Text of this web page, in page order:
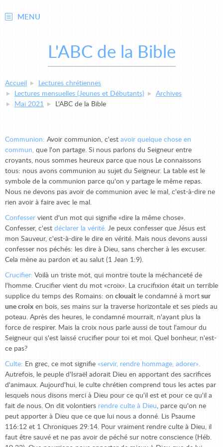
MENU
L'ABC de la Bible
Accueil
Lectures chrétiennes
Lectures mensuelles (Jeunes et Débutants)
Archives
Mai 2021
L'ABC de la Bible
Communion: Avoir communion, c'est avoir quelque chose en
commun, que l'on partage. Si nous parlons du Seigneur entre
croyants, nous sommes heureux parce que nous Le connaissons
tous: nous avons communion au sujet du Seigneur. La table est le
symbole de la communion parce qu'on y partage le même repas.
Nous ne devons pas avoir de communion avec le mal, c'est-à-dire ne
rien avoir à faire avec le mal.
Confesser vient d'un mot qui signifie «dire la même chose».
Confesser, c'est déclarer la vérité. Je peux confesser que Jésus est
mon Sauveur, c'est-à-dire le dire en vérité. Mais nous devons aussi
confesser nos péchés: les dire à Dieu, sans chercher à les excuser.
Cela mène au pardon et au salut (1 Jean 1:9).
Crucifier: Voilà un triste mot, qui montre toute la méchanceté de
l'homme. Crucifier vient du mot «croix». La crucifixion était un terrible
supplice du temps des Romains: on clouait le condamné à mort sur
une croix en bois, ses mains sur la traverse horizontale et ses pieds au
poteau. Après des heures, le condamné mourrait, n'ayant plus la
force de respirer. Mais la croix nous parle aussi de tout l'amour du
Seigneur qui s'est laissé crucifier pour toi et moi. Quel bonheur, n'est-
ce pas?
Culte: En grec, ce mot signifie «servir, rendre hommage, adorer».
Autrefois, le peuple d'Israël adorait Dieu en apportant des sacrifices
d'animaux. Aujourd'hui, le culte chrétien comprend tous les actes par
lesquels nous disons merci à Dieu pour ce qu'il est et pour ce qu'il a
fait de nous. On dit volontiers rendre culte à Dieu, parce qu'on ne
peut apporter à Dieu que ce que lui nous a donné. Lis Psaume
116:12 et 1 Chroniques 29:14. Pour vraiment rendre culte à Dieu, il
faut être sauvé et ne pas avoir de péché sur notre conscience (Héb.